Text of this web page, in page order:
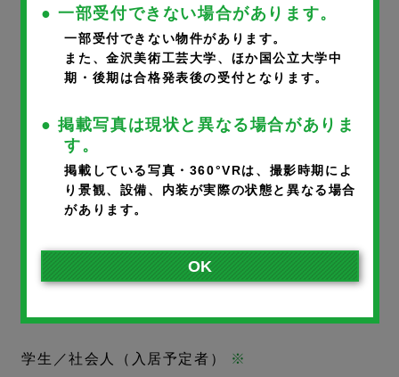
メールアドレス※
※ご入力いただいたメールアドレスに完了メールが届きます。
※携帯のアドレスの方は、宛先指定受信で@noka.co.jpをご登録
ください。
入居者さまとの続柄※
学生／社会人（入居予定者）
※
● 一部受付できない場合があります。
一部受付できない物件があります。
また、金沢美術工芸大学、ほか国公立大学中
期・後期は合格発表後の受付となります。
● 掲載写真は現状と異なる場合がありま
す。
掲載している写真・360°VRは、撮影時期によ
り景観、設備、内装が実際の状態と異なる場合
があります。
OK